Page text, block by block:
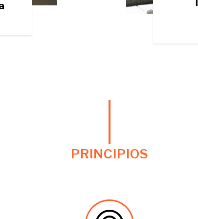
PRINCIPIOS